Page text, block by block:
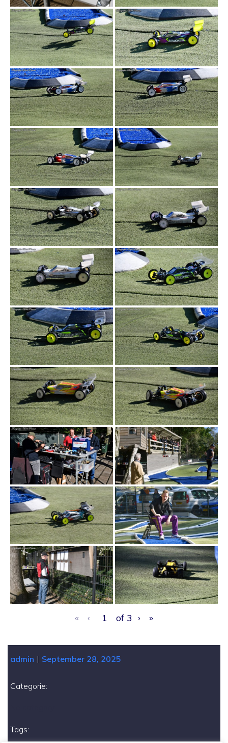
« ‹ of 3 › »
admin | September 28, 2025
Categorie:
Tags: